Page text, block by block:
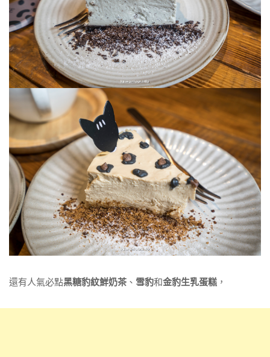
還有人氣必點黑糖豹紋鮮奶茶 、 雪豹和金豹生乳蛋糕 ，